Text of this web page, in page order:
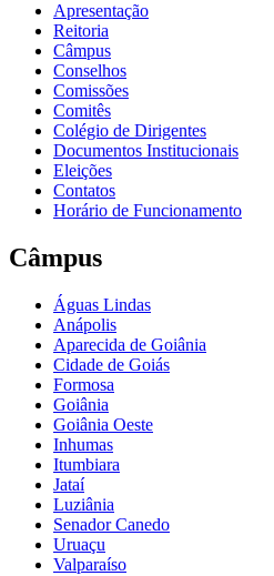
Apresentação
Reitoria
Câmpus
Conselhos
Comissões
Comitês
Colégio de Dirigentes
Documentos Institucionais
Eleições
Contatos
Horário de Funcionamento
Câmpus
Águas Lindas
Anápolis
Aparecida de Goiânia
Cidade de Goiás
Formosa
Goiânia
Goiânia Oeste
Inhumas
Itumbiara
Jataí
Luziânia
Senador Canedo
Uruaçu
Valparaíso